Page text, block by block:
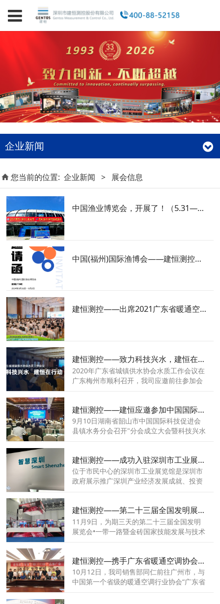
企业新闻
您当前的位置: 企业新闻 > 展会信息
中国渔业博览会，开展了！（5.31—6.2）
中国(福州)国际渔博会——建恒测控诚邀您的莅临
建恒测控——出席2021广东省暖通空调与制冷技术学术交流年会
建恒测控——致力科技兴水，建恒在行动
2020年广东省城镇供水协会水质工作会议在
广东梅州市顺利召开，我司应邀前往参加会
建恒测控——建恒应邀参加中国国际科技促进会县镇水务分会
9月10日湖南省韶山市中国国际科技促进会
县镇水务分会召开"分会成立大会暨科技兴水
建恒测控——成功入驻深圳市工业展览馆
位于市民中心的深圳市工业展览馆是深圳市
政府展示推广深圳产业经济发展成就、投资
沟通世界的桥梁,受深圳市工业展览馆邀请，
深圳建恒成为该展览馆荣誉一员
建恒测控——第二十三届全国发明展览会
11月9日，为期三天的第二十三届全国发明
展览会•一带一路暨金砖国家技能发展与技术
赢”为主题。
建恒测控—携手广东省暖通空调协会联合举办智慧空调系列新品发布会
10月12日，我司销售部同仁前往广州市，与
中国第一个省级的暖通空调行业协会“广东省